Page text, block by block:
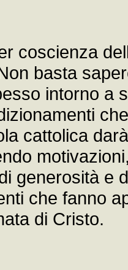
coscienza
basta
intorno a
cattolica
generosità e
che fanno
di Cristo.